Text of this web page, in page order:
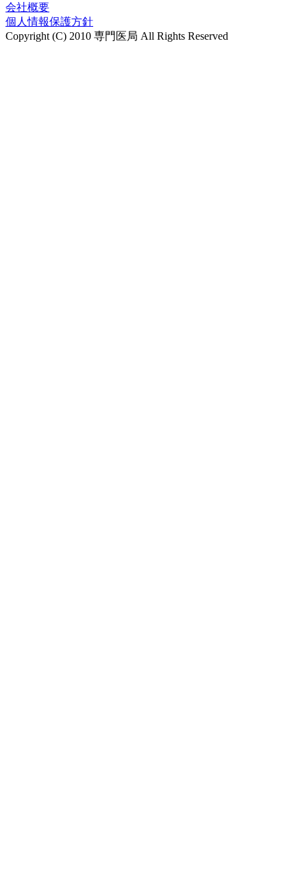
会社概要
個人情報保護方針
Copyright (C) 2010 専門医局 All Rights Reserved